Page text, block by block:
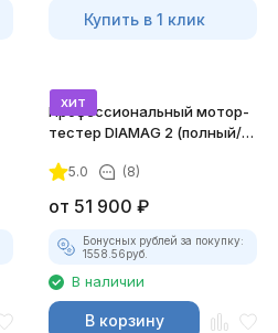
Купить в 1 клик
хит
Профессиональный мотор-
тестер DIAMAG 2 (полный/
5.0 (8)
от 51 900 ₽
Бонусных рублей за покупку:
1558.56руб.
В наличии
В корзину